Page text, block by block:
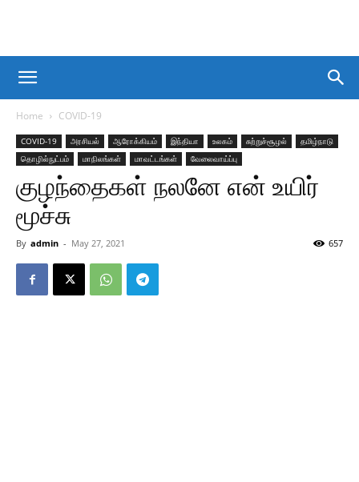
Home COVID-19
COVID-19 அரசியல் ஆரோக்கியம் இந்தியா உலகம் சுற்றுச்சூழல்
தமிழ்நாடு
தொழில்நுட்பம்
மாநிலங்கள் மாவட்டங்கள் வேலைவாய்ப்பு
குழந்தைகள் நலனே என் உயிர்
மூச்சு
By admin - May 27, 2021 657